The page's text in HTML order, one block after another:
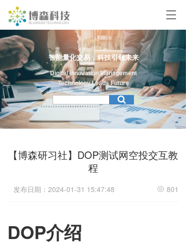
T
g
e
n
a
v
i
g
a
o
n
智能量化交易，科技引领未来
Digital Innovation Management
Technology Leads Future
【博森研习社】DOP测试网空投交互教
程
发布日期：2024-01-31 15:47:48 801
DOP介绍